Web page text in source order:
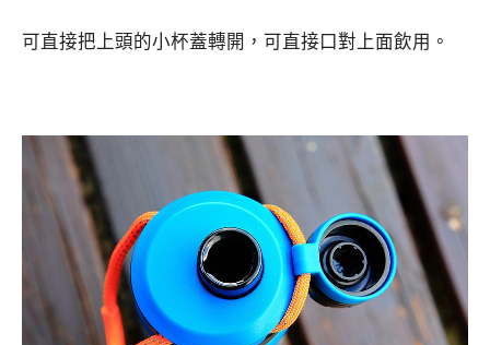
可直接把上頭的小杯蓋轉開，可直接口對上面飲用。